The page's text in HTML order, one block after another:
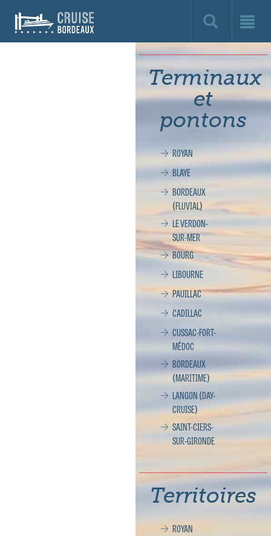
Cruise
Bordeaux,
Terminaux
et
pontons
ROYAN
BLAYE
BORDEAUX
(FLUVIAL)
LE VERDON-
SUR-MER
BOURG
LIBOURNE
PAUILLAC
CADILLAC
CUSSAC-FORT-
MÉDOC
BORDEAUX
(MARITIME)
LANGON (DAY-
CRUISE)
SAINT-CIERS-
SUR-GIRONDE
Territoires
ROYAN